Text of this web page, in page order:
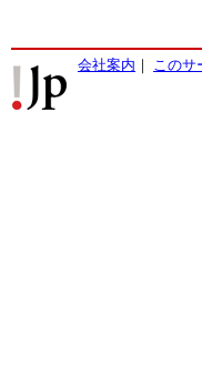
会社案内 ｜ このサ